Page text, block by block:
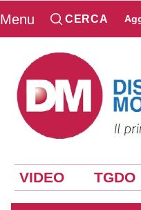
Menu CERCA
VIDEO TGDO